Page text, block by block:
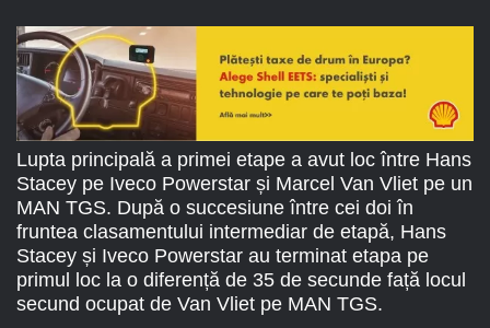
Lupta principală a primei etape a avut loc între Hans
Stacey pe Iveco Powerstar și Marcel Van Vliet pe un
MAN TGS. După o succesiune între cei doi în
fruntea clasamentului intermediar de etapă, Hans
Stacey și Iveco Powerstar au terminat etapa pe
primul loc la o diferență de 35 de secunde față locul
secund ocupat de Van Vliet pe MAN TGS.